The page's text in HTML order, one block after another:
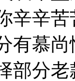
辛辛
有慕
部分